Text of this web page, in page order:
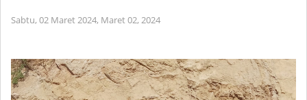
Sabtu, 02 Maret 2024, Maret 02, 2024